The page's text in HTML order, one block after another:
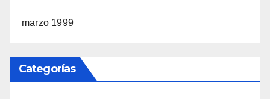
marzo 1999
Categorías